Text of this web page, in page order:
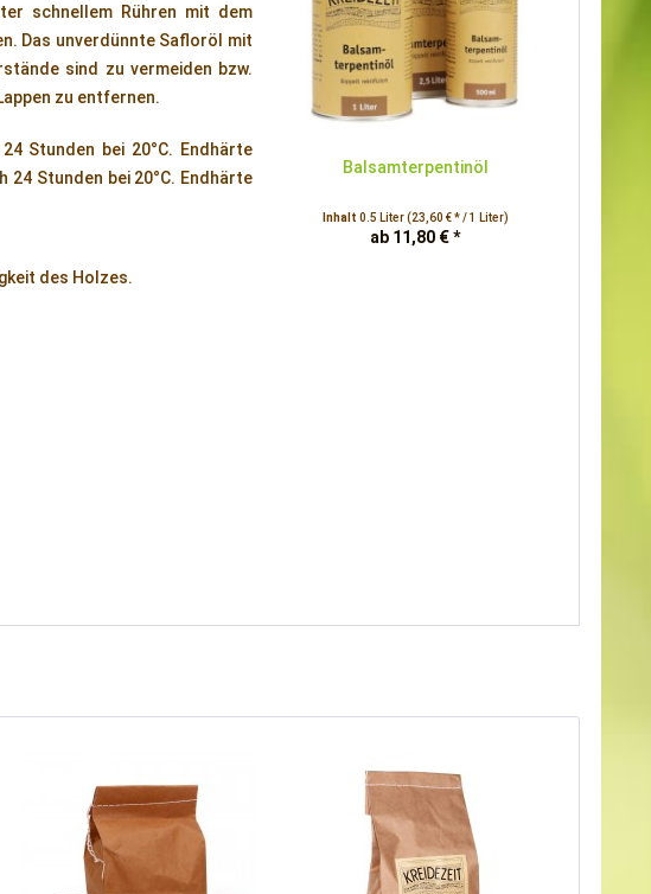
schnellem Rühren mit dem
Das unverdünnte Safloröl mit
sind zu vermeiden bzw.
zu entfernen.
Stunden bei 20°C. Endhärte
Stunden bei 20°C. Endhärte
des Holzes.
Balsamterpentinöl
Inhalt 0.5 Liter(23,60 € * / 1 Liter)
ab 11,80 € *